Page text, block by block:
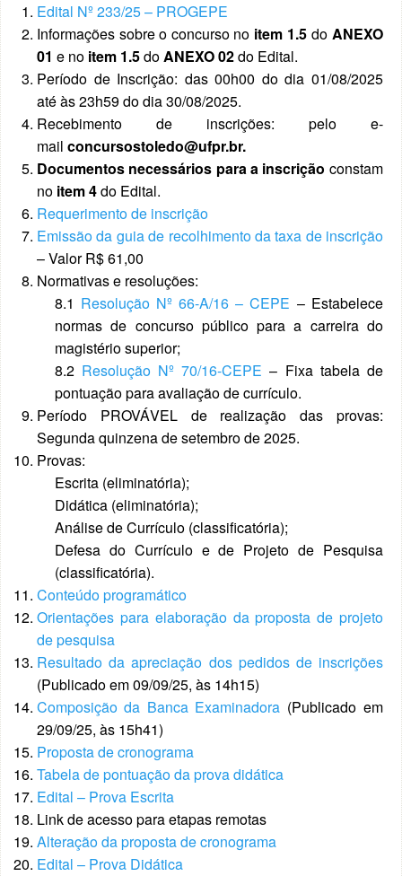
Edital Nº 233/25 – PROGEPE
Informações sobre o concurso no item 1.5 do ANEXO
01 e no item 1.5doANEXO 02do Edital.
Período de Inscrição: das 00h00 do dia 01/08/2025
até às 23h59 do dia 30/08/2025.
Recebimento de inscrições: pelo e-
mail concursostoledo@ufpr.br.
Documentos necessários para a inscrição constam
no item 4do Edital.
Requerimento de inscrição
Emissão da guia de recolhimento da taxa de inscrição
– Valor R$ 61,00
Normativas e resoluções:
8.1 Resolução Nº 66-A/16 – CEPE – Estabelece
normas de concurso público para a carreira do
magistério superior;
8.2 Resolução Nº 70/16-CEPE – Fixa tabela de
pontuação para avaliação de currículo.
Período PROVÁVEL de realização das provas:
Segunda quinzena de setembro de 2025.
Provas:
Escrita (eliminatória);
Didática (eliminatória);
Análise de Currículo (classificatória);
Defesa do Currículo e de Projeto de Pesquisa
(classificatória).
Conteúdo programático
Orientações para elaboração da proposta de projeto
de pesquisa
Resultado da apreciação dos pedidos de inscrições
(Publicado em 09/09/25, às 14h15)
Composição da Banca Examinadora (Publicado em
29/09/25, às 15h41)
Proposta de cronograma
Tabela de pontuação da prova didática
Edital – Prova Escrita
Link de acesso para etapas remotas
Alteração da proposta de cronograma
Edital – Prova Didática